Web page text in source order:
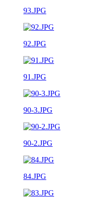
93.JPG
92.JPG
91.JPG
90-3.JPG
90-2.JPG
84.JPG